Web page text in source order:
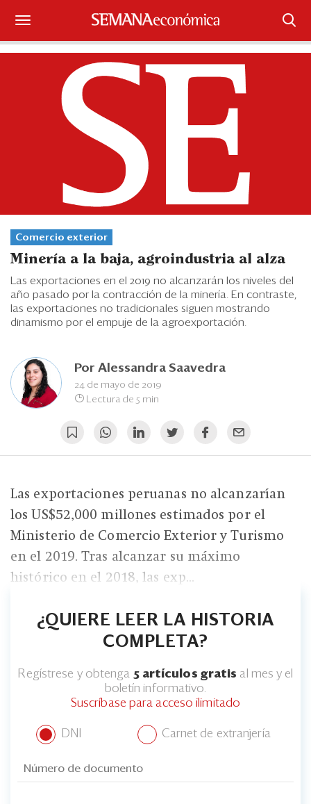
Suscríbase
Iniciar sesión
Portada
¿Qué está pasando?
Sectores y Empresas
Management
Economía y Finanzas
Legal y Política
Eventos
Ranking CEO
Edición Impresa
Comercio exterior
Minería a la baja, agroindustria al alza
Las exportaciones en el 2019 no alcanzarán los niveles del
año pasado por la contracción de la minería. En contraste,
las exportaciones no tradicionales siguen mostrando
dinamismo por el empuje de la agroexportación.
Por Alessandra Saavedra
24 de mayo de 2019
Lectura de 5 min
Las exportaciones peruanas no alcanzarían
los US$52,000 millones estimados por el
Ministerio de Comercio Exterior y Turismo
en el 2019. Tras alcanzar su máximo
histórico en el 2018, las exp...
¿QUIERE LEER LA HISTORIA
COMPLETA?
Regístrese y obtenga 5 artículos gratis al mes y el
boletín informativo.
Suscríbase para acceso ilimitado
DNI Carnet de extranjería